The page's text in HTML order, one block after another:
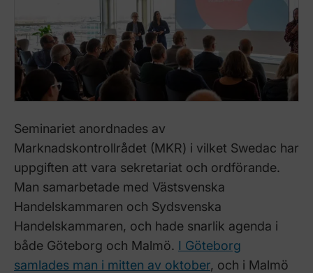
Seminariet anordnades av
Marknadskontrollrådet (MKR) i vilket Swedac har
uppgiften att vara sekretariat och ordförande.
Man samarbetade med Västsvenska
Handelskammaren och Sydsvenska
Handelskammaren, och hade snarlik agenda i
både Göteborg och Malmö. I Göteborg
samlades man i mitten av oktober, och i Malmö